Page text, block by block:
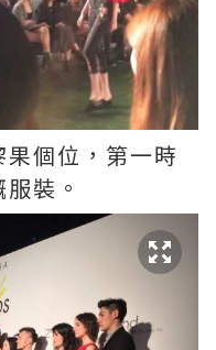
個位，第一時
裝。